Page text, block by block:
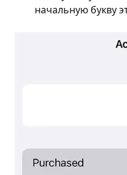
начальную букву